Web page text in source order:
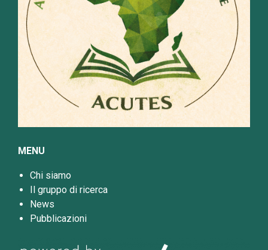
MENU
Chi siamo
Il gruppo di ricerca
News
Pubblicazioni